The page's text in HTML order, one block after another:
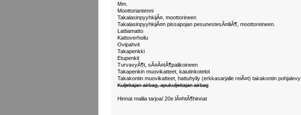
Mm.
Moottoriantenni
TakalasinpyyhkijÃ¤, moottorineen
TakalasinpyyhkijÃ¤n pissapojan pesunestesÃ¤iliÃ¶, moottoreineen.
Lattiamatto
Kattoverhoilu
Ovipahvit
Takapenkki
Etupenkit
TurvavyÃ¶t, sÃ¤Ã¤tÃ¶palikoineen
Takapenkin muovikatteet, kaiutinkotelot
Takakontin muovikatteet, hattuhylly (erkkasarjalle reiÃ¤t) takakontin pohjalevy
Kuljettajan airbag, apukuljettajan airbag
Hinnat mallia tarjoa/ 20e lÃ¤htÃ¶hinnat